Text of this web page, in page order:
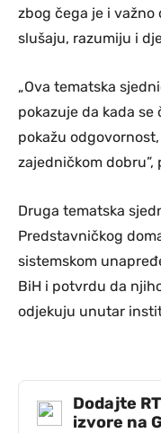
zbog čega je i važno
slušaju, razumiju i
„Ova tematska
pokazuje da kada
pokažu
zajedničkom dobru”,
Druga tematska
Predstavničkog
sistemskom
BiH i potvrdu da
odjekuju unutar
Dodajte
izvore na